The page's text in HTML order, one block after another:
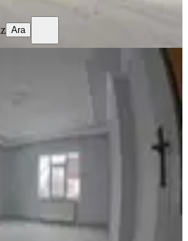
Ara
m² Yüksek giriş·15.07.2026
20.000 ₺
OFİSİTUNCAY GÜL